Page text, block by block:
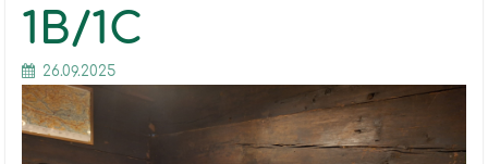
1B/1C
26.09.2025